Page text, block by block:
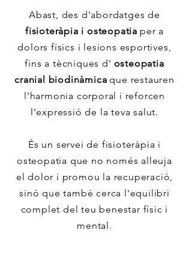
Abast, des d'abordatges de
fisioteràpia i osteopatia per a
dolors físics i lesions esportives,
fins a tècniques d' osteopatia
cranial biodinàmica que restauren
l'harmonia corporal i reforcen
l'expressió de la teva salut.
És un servei de fisioteràpia i
osteopatia que no només alleuja
el dolor i promou la recuperació,
sinó que també cerca l'equilibri
complet del teu benestar físic i
mental.